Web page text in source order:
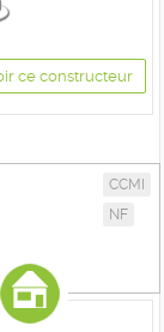
ce constructeur
CCMI
NF